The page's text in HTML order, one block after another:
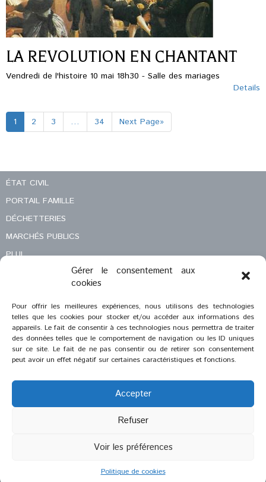
Gérer le consentement aux
cookies
Pour offrir les meilleures expériences, nous utilisons des technologies
telles que les cookies pour stocker et/ou accéder aux informations des
appareils. Le fait de consentir à ces technologies nous permettra de traiter
des données telles que le comportement de navigation ou les ID uniques
sur ce site. Le fait de ne pas consentir ou de retirer son consentement
peut avoir un effet négatif sur certaines caractéristiques et fonctions.
Accepter
Refuser
Voir les préférences
Politique de cookies
LA REVOLUTION EN CHANTANT
Vendredi de l'histoire 10 mai 18h30 - Salle des mariages
Details
1 2 3 … 34 Next Page»
ÉTAT CIVIL
PORTAIL FAMILLE
DÉCHETTERIES
MARCHÉS PUBLICS
PLUI
DÉMARCHES ADMINISTRATIVES
CONTACT